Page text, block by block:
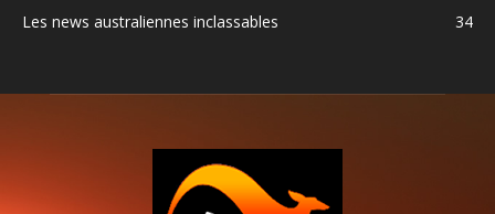
Les news australiennes inclassables
34